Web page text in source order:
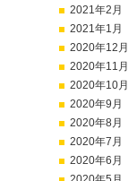
2021年2月
2021年1月
2020年12月
2020年11月
2020年10月
2020年9月
2020年8月
2020年7月
2020年6月